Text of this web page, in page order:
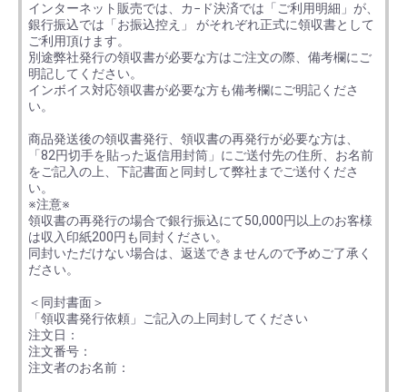
インターネット販売では、カ−ド決済では「ご利用明細」が、
銀行振込では「お振込控え」 がそれぞれ正式に領収書として
ご利用頂けます。
別途弊社発行の領収書が必要な方はご注文の際、備考欄にご
明記してください。
インボイス対応領収書が必要な方も備考欄にご明記くださ
い。
商品発送後の領収書発行、領収書の再発行が必要な方は、
「82円切手を貼った返信用封筒」にご送付先の住所、お名前
をご記入の上、下記書面と同封して弊社までご送付くださ
い。
※注意※
領収書の再発行の場合で銀行振込にて50,000円以上のお客様
は収入印紙200円も同封ください。
同封いただけない場合は、返送できませんので予めご了承く
ださい。
＜同封書面＞
「領収書発行依頼」ご記入の上同封してください
注文日：
注文番号：
注文者のお名前：